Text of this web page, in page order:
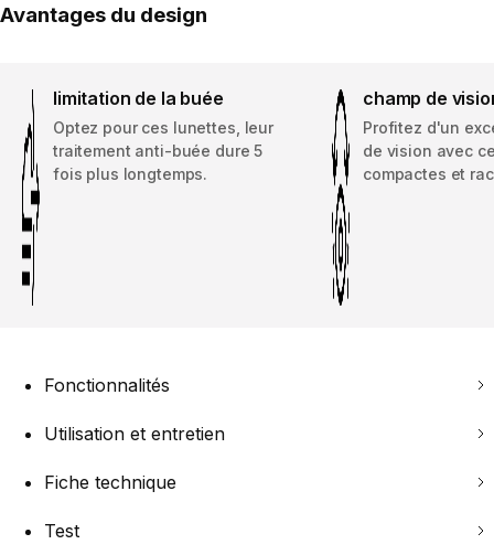
Avantages du design
limitation de la buée
Optez pour ces lunettes, leur
traitement anti-buée dure 5
fois plus longtemps.
champ de
Profitez d'un
de vision avec
compactes et
Fonctionnalités
Utilisation et entretien
Fiche technique
Test